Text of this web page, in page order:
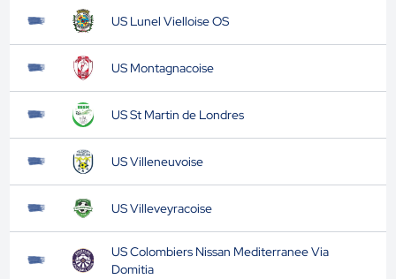
US Lunel Vielloise OS
US Montagnacoise
US St Martin de Londres
US Villeneuvoise
US Villeveyracoise
US Colombiers Nissan Mediterranee Via
Domitia